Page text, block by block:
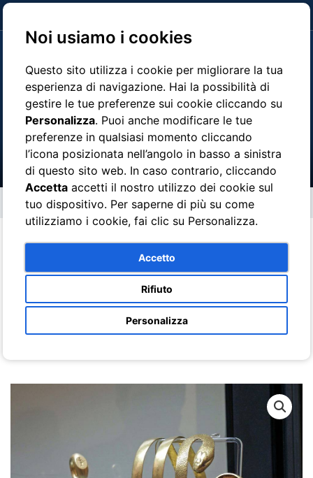
Noi usiamo i cookies
Questo sito utilizza i cookie per migliorare la tua
esperienza di navigazione. Hai la possibilità di
gestire le tue preferenze sui cookie cliccando su
Personalizza. Puoi anche modificare le tue
preferenze in qualsiasi momento cliccando
l’icona posizionata nell’angolo in basso a sinistra
di questo sito web. In caso contrario, cliccando
Accetta accetti il nostro utilizzo dei cookie sul
tuo dispositivo. Per saperne di più su come
utilizziamo i cookie, fai clic su Personalizza.
Accetto
Rifiuto
Personalizza
Shopping nel Golfo
Shopping nel Golfo
Negozi di alta moda, dalle grandi griffes alla moda Positano,
dalle lavorazioni artigianali della pelle al tradizionale intarsio
ligneo sorrentino, fino alla esclusiva produzione di cammei e
coralli a Torre del Greco, senza dimenticare la lavorazione della
ceramica in costiera amalfitana: un viaggio per scoprire che la
Campania è ricca di piccoli e grandi borghi che trasportano i